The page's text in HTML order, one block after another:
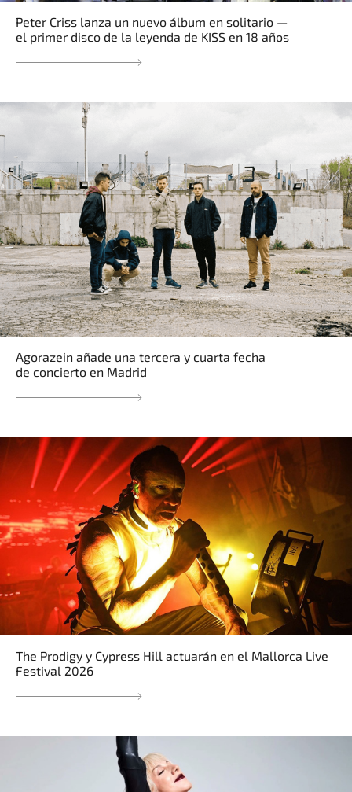
Peter Criss lanza un nuevo álbum en solitario —
el primer disco de la leyenda de KISS en 18 años
Agorazein añade una tercera y cuarta fecha
de concierto en Madrid
The Prodigy y Cypress Hill actuarán en el Mallorca Live
Festival 2026